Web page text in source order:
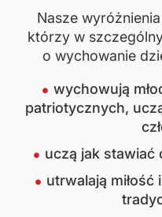
Nasze
którzy w
o wychowanie
wychowują
patriotycznych,
uczą jak stawiać
utrwalają